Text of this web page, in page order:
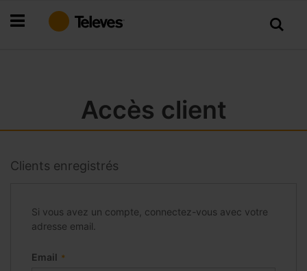
au
Accès client
Clients enregistrés
Si vous avez un compte, connectez-vous avec votre
adresse email.
Email